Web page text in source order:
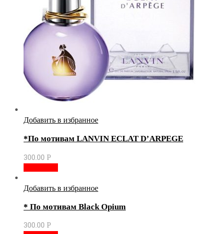
Добавить в избранное
*По мотивам LANVIN ECLAT D’ARPEGE
300.00 Р
Добавить в избранное
* По мотивам Black Opium
300.00 Р